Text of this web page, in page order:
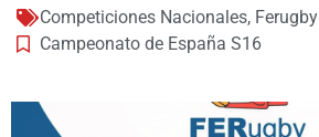
Competiciones Nacionales, Ferugby
Campeonato de España S16